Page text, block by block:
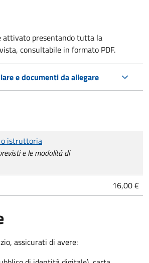
attivato presentando tutta la
consultabile in formato PDF.
e documenti da allegare
istruttoria
e le modalità di
16,00 €
assicurati di avere: